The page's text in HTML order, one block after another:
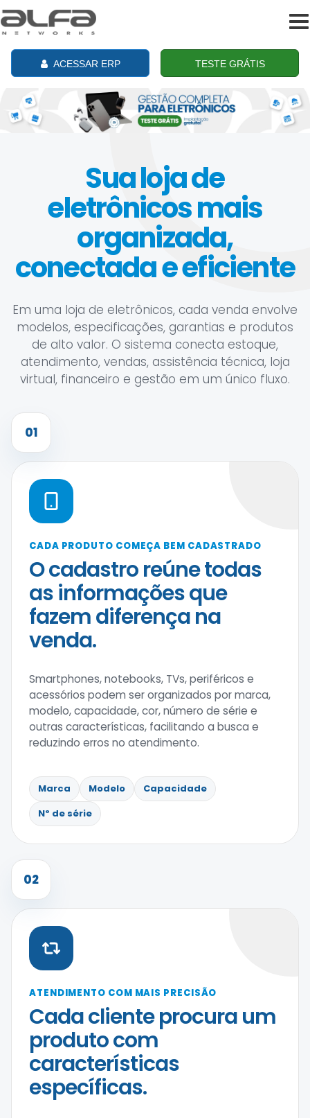
ACESSAR ERP TESTE GRÁTIS
Sua loja de
eletrônicos mais
organizada,
conectada e eficiente
Em uma loja de eletrônicos, cada venda envolve
modelos, especificações, garantias e produtos
de alto valor. O sistema conecta estoque,
atendimento, vendas, assistência técnica, loja
virtual, financeiro e gestão em um único fluxo.
01
CADA PRODUTO COMEÇA BEM CADASTRADO
O cadastro reúne todas
as informações que
fazem diferença na
venda.
Smartphones, notebooks, TVs, periféricos e
acessórios podem ser organizados por marca,
modelo, capacidade, cor, número de série e
outras características, facilitando a busca e
reduzindo erros no atendimento.
Marca Modelo
Capacidade
Nº de série
02
ATENDIMENTO COM MAIS PRECISÃO
Cada cliente procura um
produto com
características
específicas.